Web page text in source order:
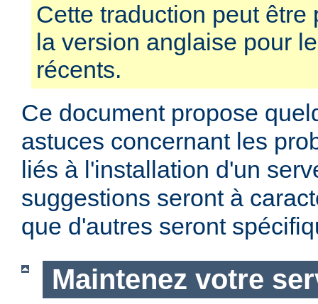
Cette traduction peut être
la version anglaise pour
récents.
Ce document propose
astuces concernant les
liés à l'installation d'un
suggestions seront à
que d'autres seront
Maintenez votre